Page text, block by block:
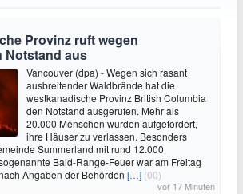
Provinz ruft wegen
Notstand aus
Vancouver (dpa) - Wegen sich rasant
ausbreitender Waldbrände hat die
westkanadische Provinz British Columbia
den Notstand ausgerufen. Mehr als
20.000 Menschen wurden aufgefordert,
ihre Häuser zu verlassen. Besonders
Summerland mit rund 12.000
Bald-Range-Feuer war am Freitag
Angaben der Behörden […] (00)
vor 17 Minuten